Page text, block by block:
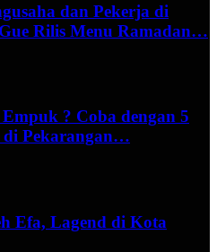
dan Pekerja di
Rilis Menu Ramadan…
? Coba dengan 5
di Pekarangan…
Efa, Lagend di Kota